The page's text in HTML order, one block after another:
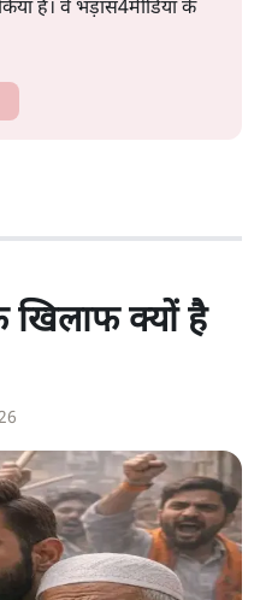
है। वे भड़ास4मीडिया के
क्यों है